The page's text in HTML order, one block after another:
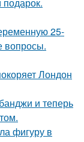
25-
вопросы.
Лондон
и теперь
фигуру в